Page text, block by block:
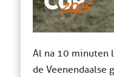
Al na 10 minuten
de Veenendaalse